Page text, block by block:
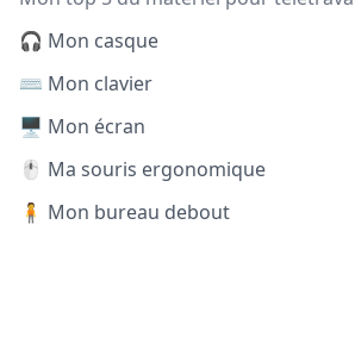
🎧 Mon casque
⌨️ Mon clavier
🖥️ Mon écran
🖱️ Ma souris ergonomique
🧍 Mon bureau debout